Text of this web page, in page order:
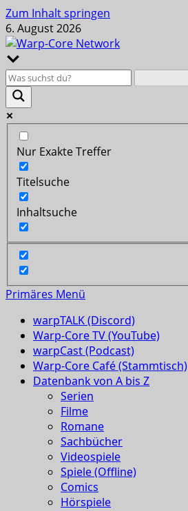
Zum Inhalt springen
6. August 2026
Nur Exakte Treffer
Titelsuche
Inhaltsuche
Primäres Menü
warpTALK (Discord)
Warp-Core TV (YouTube)
warpCast (Podcast)
Warp-Core Café (Stammtisch)
Datenbank von A bis Z
Serien
Filme
Romane
Sachbücher
Videospiele
Spiele (Offline)
Comics
Hörspiele